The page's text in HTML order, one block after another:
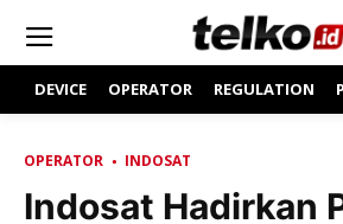
DEVICE OPERATOR REGULATION
OPERATOR INDOSAT
Indosat Hadirkan